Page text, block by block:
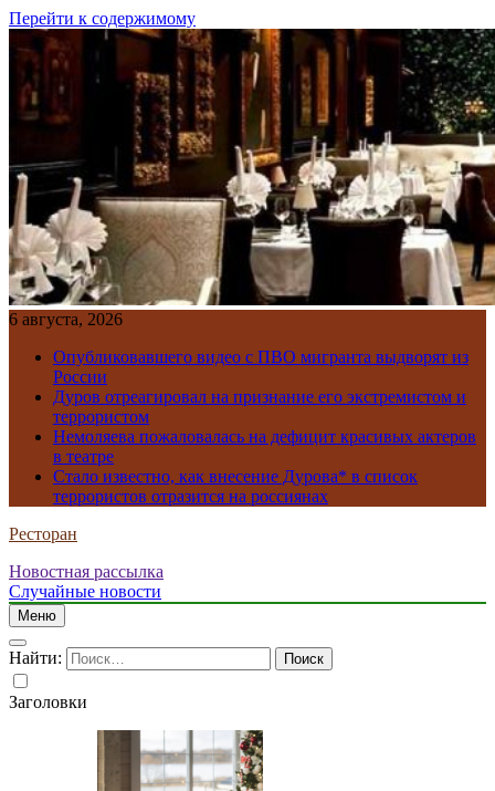
Перейти к содержимому
6 августа, 2026
Опубликовавшего видео с ПВО мигранта выдворят из
России
Дуров отреагировал на признание его экстремистом и
террористом
Немоляева пожаловалась на дефицит красивых актеров
в театре
Стало известно, как внесение Дурова* в список
террористов отразится на россиянах
Ресторан
Новостная рассылка
Случайные новости
Меню
Найти:
Заголовки